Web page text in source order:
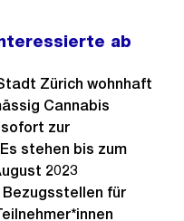
ab
Zürich wohnhaft
Cannabis
sofort zur
stehen bis zum
2023
für